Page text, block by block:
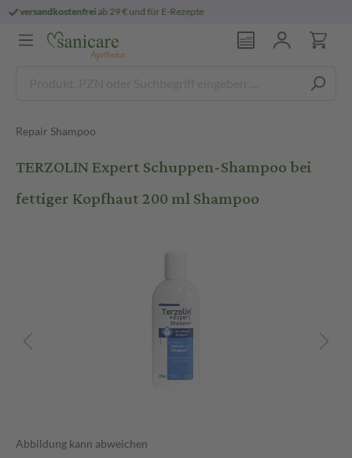
persönliche
Repair Shampoo
TERZOLIN Expert Schuppen-Shampoo bei
fettiger Kopfhaut 200 ml Shampoo
Abbildung kann abweichen